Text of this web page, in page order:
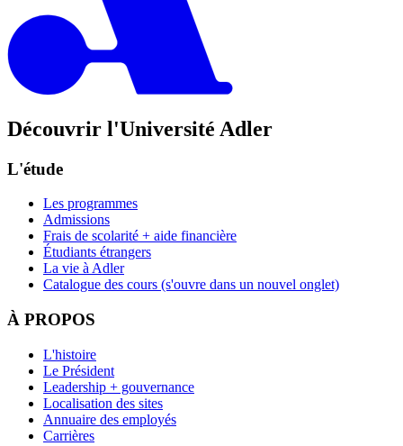
Découvrir l'Université Adler
L'étude
Les programmes
Admissions
Frais de scolarité + aide financière
Étudiants étrangers
La vie à Adler
Catalogue des cours (s'ouvre dans un nouvel onglet)
À PROPOS
L'histoire
Le Président
Leadership + gouvernance
Localisation des sites
Annuaire des employés
Carrières